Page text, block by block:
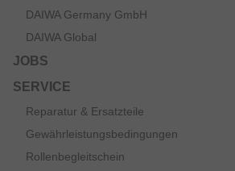
DAIWA Germany GmbH
DAIWA Global
JOBS
SERVICE
Reparatur & Ersatzteile
Gewährleistungsbedingungen
Rollenbegleitschein